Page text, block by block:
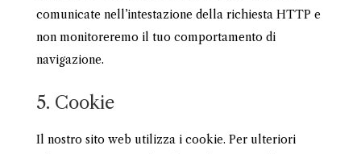
comunicate nell’intestazione della richiesta HTTP e
non monitoreremo il tuo comportamento di
navigazione.
5. Cookie
Il nostro sito web utilizza i cookie. Per ulteriori